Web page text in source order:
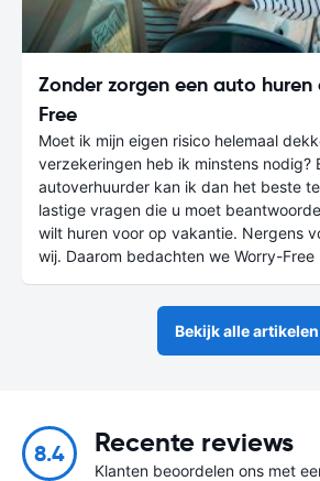
Zonder zorgen een auto
Free
Moet ik mijn eigen risico helemaal
verzekeringen heb ik minstens nodig?
autoverhuurder kan ik dan het beste
lastige vragen die u moet
wilt huren voor op vakantie. Nergens
wij. Daarom bedachten we Worry-Free
Bekijk alle artikelen
8.4 Recente reviews
Klanten beoordelen ons met